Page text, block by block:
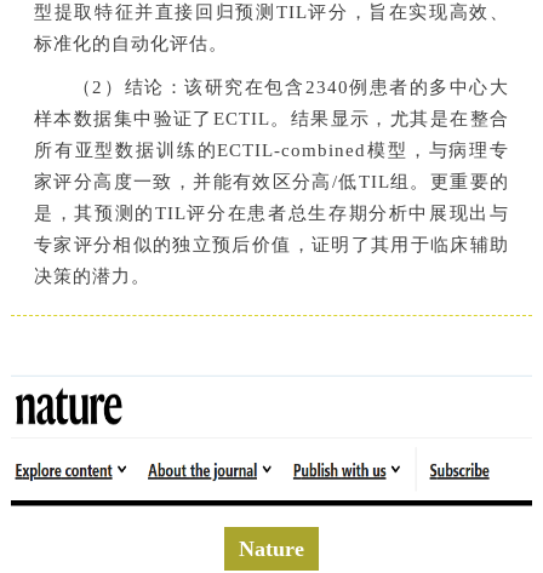
型提取特征并直接回归预测TIL评分，旨在实现高效、
标准化的自动化评估。
（2）结论：该研究在包含2340例患者的多中心大
样本数据集中验证了ECTIL。结果显示，尤其是在整合
所有亚型数据训练的ECTIL-combined模型，与病理专
家评分高度一致，并能有效区分高/低TIL组。更重要的
是，其预测的TIL评分在患者总生存期分析中展现出与
专家评分相似的独立预后价值，证明了其用于临床辅助
决策的潜力。
Nature